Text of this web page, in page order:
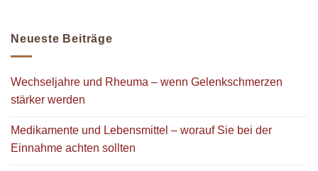
Neueste Beiträge
Wechseljahre und Rheuma – wenn Gelenkschmerzen
stärker werden
Medikamente und Lebensmittel – worauf Sie bei der
Einnahme achten sollten